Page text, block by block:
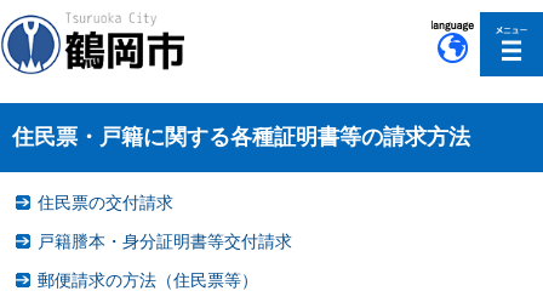
住民票・戸籍に関する各種証明書等の請求方法
住民票の交付請求
戸籍謄本・身分証明書等交付請求
郵便請求の方法（住民票等）